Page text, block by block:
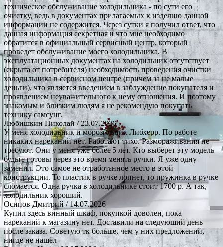
техническое обслуживание холодильника - по сути его
очистку, ведь в документах прилагаемых к изделию данной
информации не содержится. Через сутки я получил ответ, что
данная информация секретная и что мне необходимо
обратится в официальный сервисный центр, который
проведет обслуживание моего холодильника. В
эксплуатационных документах на холодильник отсутствует
(скрыта от потребителя) необходимость проведения очистки
холодильника в сервисном центре (причем за не малые
деньги), что является введением в заблуждение покупателя и
проявлением неуважительного к нему отношения. И поэтому
знакомым и близким людям я не рекомендую покупать
технику самсунг.
Любишкин Николай/ 23.07.2026
У меня холодильник и морозильник Либхерр. По работе
никаких нареканий нет. Работают тихо. Размораживания не
требуют. Они у меня уже более 5 лет. Кто выберет эту модель
будьте готовы через это время менять ручки. Я уже одну
заменил. Это самое не отработанное место в этой
конструкции. То пластик в ручке лопнет, то пружинка в ручке
сломается. Одна ручка в холодильнике стоит 1700 р. А так,
холодильник хороший.
Осипов Дмитрий / 14.07.2026
Купил здесь винный шкаф, покупкой доволен, пока
нареканий к магазину нет. Доставили на следующий день
после заказа. Советую тк больше, чем у них предложений,
нигде не нашёл